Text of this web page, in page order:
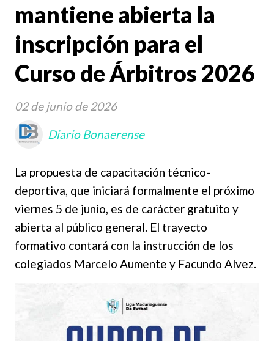
mantiene abierta la
inscripción para el
Curso de Árbitros 2026
La propuesta de capacitación técnico-
deportiva, que iniciará formalmente el próximo
viernes 5 de junio, es de carácter gratuito y
abierta al público general. El trayecto
formativo contará con la instrucción de los
colegiados Marcelo Aumente y Facundo Alvez.
02 de junio de 2026
Diario Bonaerense